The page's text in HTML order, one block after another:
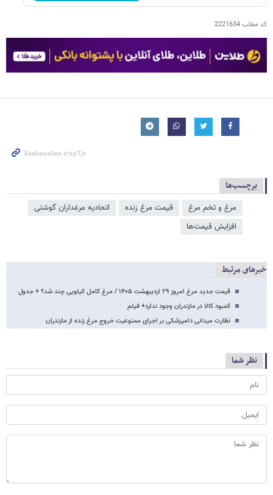
کد مطلب2221634
برچسب‌ها
مرغ و تخم مرغ قیمت مرغ زنده
اتحادیه مرغداران گوشتی
افزایش قیمت‌ها
خبرهای مرتبط
قیمت جدید مرغ امروز ۲۹ اردیبهشت ۱۴۰۵ / مرغ کامل کیلویی چند شد؟ + جدول
کمبود کالا در مازندران وجود ندارد+ فیلم
نظارت میدانی دامپزشکی بر اجرای ممنوعیت خروج مرغ زنده از مازندران
نظر شما